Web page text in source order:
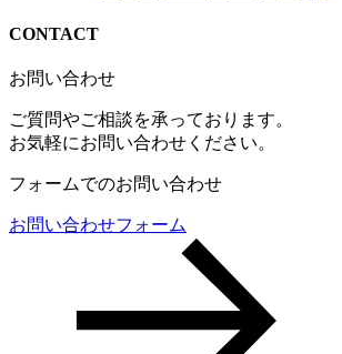
CONTACT
お問い合わせ
ご質問やご相談を承っております。
お気軽にお問い合わせください。
フォームでのお問い合わせ
お問い合わせフォーム